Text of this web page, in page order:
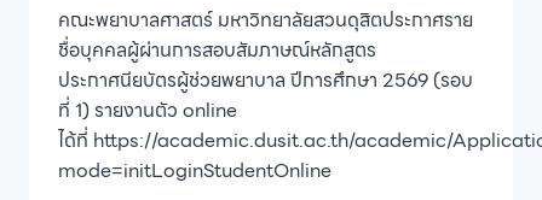
คณะพยาบาลศาสตร์ มหาวิทยาลัยสวนดุสิตประกาศราย
ชื่อบุคคลผู้ผ่านการสอบสัมภาษณ์หลักสูตร
ประกาศนียบัตรผู้ช่วยพยาบาล ปีการศึกษา 2569 (รอบ
ที่ 1) รายงานตัว online
ได้ที่ https://academic.dusit.ac.th/academic/
mode=initLoginStudentOnline